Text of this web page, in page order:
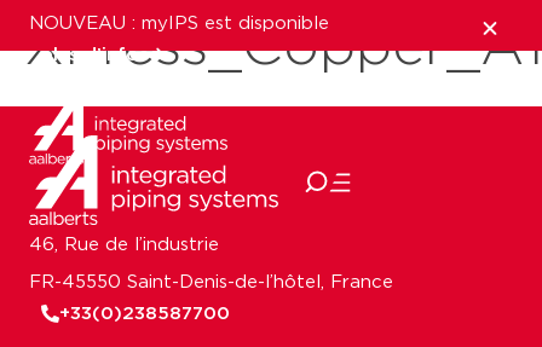
NOUVEAU : myIPS est disponible
plus d’infos
fermer
46, Rue de l’industrie
FR-45550 Saint-Denis-de-l’hôtel, France
+33(0)238587700